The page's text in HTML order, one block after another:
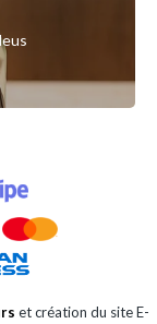
et création du site E-